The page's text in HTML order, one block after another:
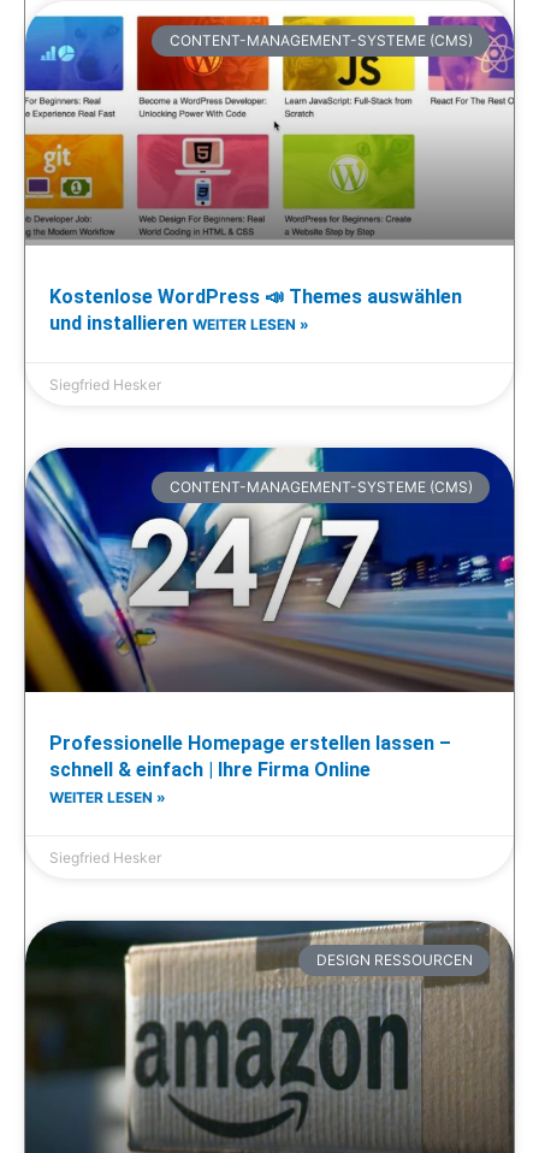
CONTENT-MANAGEMENT-SYSTEME (CMS)
Kostenlose WordPress 📣 Themes auswählen
und installieren WEITER LESEN »
Siegfried Hesker
CONTENT-MANAGEMENT-SYSTEME (CMS)
Professionelle Homepage erstellen lassen –
schnell & einfach | Ihre Firma Online
WEITER LESEN »
Siegfried Hesker
DESIGN RESSOURCEN